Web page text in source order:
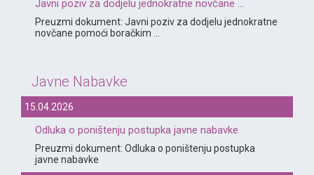
Javni poziv za dodjelu jednokratne novčane ...
Preuzmi dokument: Javni poziv za dodjelu jednokratne
novčane pomoći boračkim ...
Javne Nabavke
15.04.2026
Odluka o poništenju postupka javne nabavke
Preuzmi dokument: Odluka o poništenju postupka
javne nabavke